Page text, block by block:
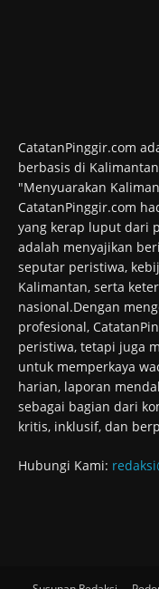
CatatanPinggir.com
berbasis di
"Menyuarakan
CatatanPinggir.com
yang kerap luput dari
adalah menyajikan
seputar peristiwa,
Kalimantan, serta
nasional.Dengan
profesional,
peristiwa, tetapi juga
untuk memperkaya
harian, laporan
sebagai bagian dari
kritis, inklusif, dan
Hubungi Kami: